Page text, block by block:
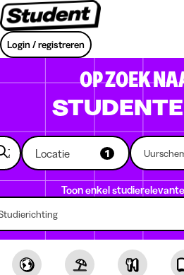
Login / registreren
OP ZOEK
Locatie 1
Toon enkel